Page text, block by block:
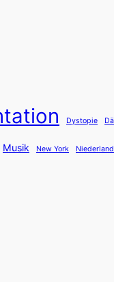
Dystopie
Musik New York